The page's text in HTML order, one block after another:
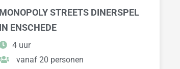
MONOPOLY STREETS DINERSPEL
IN ENSCHEDE
4 uur
vanaf 20 personen